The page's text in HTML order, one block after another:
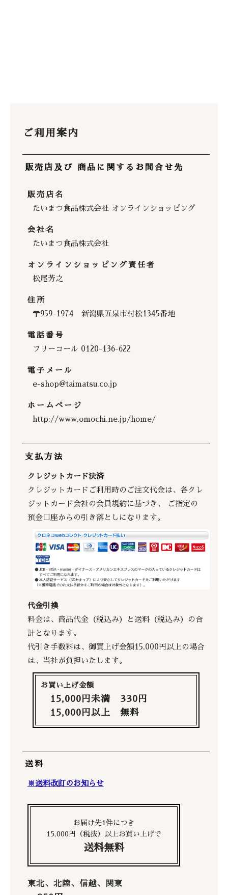
ご利用案内
販売店及び 商品に関するお問合せ先
販売店名
たいまつ食品株式会社 オンラインショッピング
会社名
たいまつ食品株式会社
オンラインショッピング責任者
松尾芳之
住所
〒959-1974 新潟県五泉市村松1345番地
電話番号
フリーコール 0120-136-622
電子メール
e-shop@taimatsu.co.jp
ホームページ
http://www.omochi.ne.jp/home/
支払方法
クレジットカード決済
クレジットカードご利用時のご注文代金は、各クレ
ジットカード会社の会員規約に基づき、 ご指定の
預金口座からの引き落としになります。
代金引換
料金は、商品代金（税込み）と送料（税込み）の合
計となります。
代引き手数料は、御買上げ金額15,000円以上の場合
は、当社が負担いたします。
お買い上げ金額
15,000円未満 330円
15,000円以上 無料
送料
※送料改訂のお知らせ
お届け先1件につき
15,000円（税抜）以上お買い上げで
送料無料
東北、北陸、信越、関東